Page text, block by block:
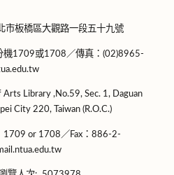
市板橋區大觀路一段五十九號
機1709或1708／傳真：(02)8965-
Library ,No.59, Sec. 1, Daguan
City 220, Taiwan (R.O.C.)
or 1708／Fax：886-2-